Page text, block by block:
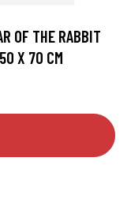
OF THE RABBIT
X 70 CM